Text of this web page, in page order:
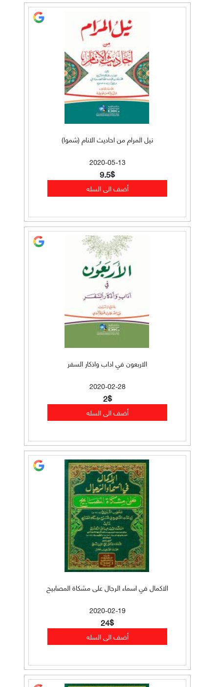
نيل المرام من احاديث الانام (شموا)
2020-05-13
9.5$
الاربعون في اداب واذكار السفر
2020-02-28
2$
الاكمال في اسماء الرجال على مشكاة المصابيح
2020-02-19
24$